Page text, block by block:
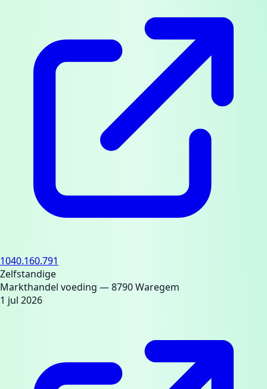
1040.160.791
Zelfstandige
Markthandel voeding — 8790 Waregem
1 jul 2026